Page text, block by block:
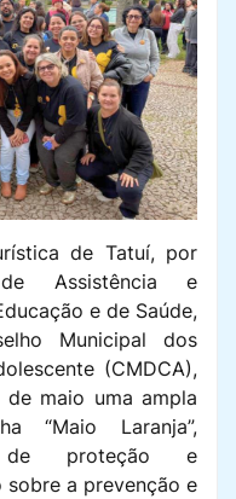
de Tatuí, por
Assistência e
e de Saúde,
Municipal dos
(CMDCA),
maio uma ampla
“Maio Laranja”,
proteção e
a prevenção e